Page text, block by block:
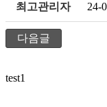
최고관리자 24-
다음글
test1